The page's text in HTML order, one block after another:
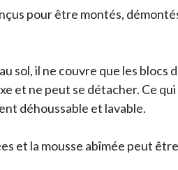
pour être montés,
sol, il ne couvre que les blocs
et ne peut se détacher. Ce
déhoussable et lavable.
et la mousse abîmée peut